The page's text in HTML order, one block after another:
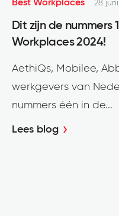
28
Dit zijn de nummers
Workplaces 2024!
AethiQs, Mobilee,
werkgevers van
nummers één in de...
Lees blog